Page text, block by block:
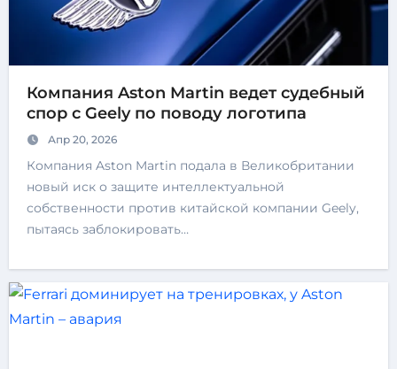
Компания Aston Martin ведет судебный
спор с Geely по поводу логотипа
Апр 20, 2026
Компания Aston Martin подала в Великобритании
новый иск о защите интеллектуальной
собственности против китайской компании Geely,
пытаясь заблокировать…